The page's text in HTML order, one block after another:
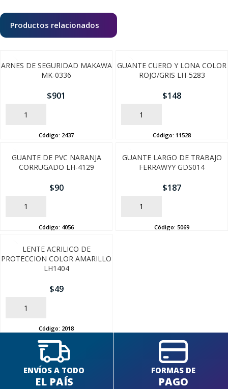
Productos relacionados
ARNES DE SEGURIDAD MAKAWA
MK-0336
$901
AÑADIR
Código: 2437
GUANTE CUERO Y LONA COLOR
ROJO/GRIS LH-5283
$148
AÑADIR
Código: 11528
GUANTE DE PVC NARANJA
CORRUGADO LH-4129
$90
AÑADIR
Código: 4056
GUANTE LARGO DE TRABAJO
FERRAWYY GDS014
$187
AÑADIR
Código: 5069
LENTE ACRILICO DE
PROTECCION COLOR AMARILLO
LH1404
$49
AÑADIR
Código: 2018
ENVÍOS A TODO
EL PAÍS
FORMAS DE
PAGO